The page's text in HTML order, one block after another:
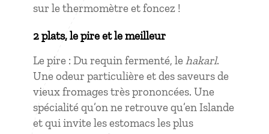
sur le thermomètre et foncez !
2 plats, le pire et le meilleur
Le pire : Du requin fermenté, le hakarl.
Une odeur particulière et des saveurs de
vieux fromages très prononcées. Une
spécialité qu’on ne retrouve qu’en Islande
et qui invite les estomacs les plus